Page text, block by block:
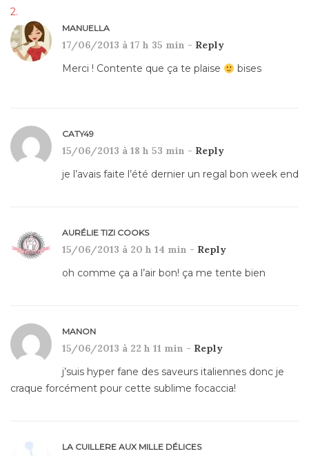
MANUELLA
17/06/2013 à 17 h 35 min - Reply
Merci ! Contente que ça te plaise
bises
CATY49
15/06/2013 à 18 h 53 min - Reply
je l’avais faite l’été dernier un regal bon week end
AURÉLIE TIZI COOKS
15/06/2013 à 20 h 14 min - Reply
oh comme ça a l’air bon! ça me tente bien
MANON
15/06/2013 à 22 h 11 min - Reply
j’suis hyper fane des saveurs italiennes donc je
craque forcément pour cette sublime focaccia!
LA CUILLERE AUX MILLE DÉLICES